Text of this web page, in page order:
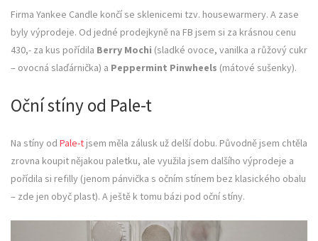
Firma Yankee Candle končí se sklenicemi tzv. housewarmery. A zase
byly výprodeje. Od jedné prodejkyně na FB jsem si za krásnou cenu
430,- za kus pořídila Berry Mochi (sladké ovoce, vanilka a růžový cukr
– ovocná slaďárnička) a Peppermint Pinwheels (mátové sušenky).
Oční stíny od Pale-t
Na stíny od Pale-t jsem měla zálusk už delší dobu. Původně jsem chtěla
zrovna koupit nějakou paletku, ale využila jsem dalšího výprodeje a
pořídila si refilly (jenom pánvička s očním stínem bez klasického obalu
– zde jen obyč plast). A ještě k tomu bázi pod oční stíny.